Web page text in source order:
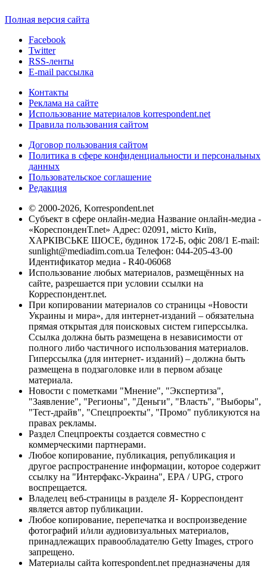
Полная версия сайта
Facebook
Twitter
RSS-ленты
E-mail рассылка
Контакты
Реклама на сайте
Использование материалов korrespondent.net
Правила пользования сайтом
Договор пользования сайтом
Политика в сфере конфиденциальности и персональных
данных
Пользовательское соглашение
Редакция
© 2000-2026, Korrespondent.net
Субъект в сфере онлайн-медиа Название онлайн-медиа -
«КореспонденТ.net» Адрес: 02091, місто Київ,
ХАРКІВСЬКЕ ШОСЕ, будинок 172-Б, офіс 208/1 E-mail:
sunlight@mediadim.com.ua Телефон: 044-205-43-00
Идентификатор медиа - R40-06068
Использование любых материалов, размещённых на
сайте, разрешается при условии ссылки на
Корреспондент.net.
При копировании материалов со страницы «Новости
Украины и мира», для интернет-изданий – обязательна
прямая открытая для поисковых систем гиперссылка.
Ссылка должна быть размещена в независимости от
полного либо частичного использования материалов.
Гиперссылка (для интернет- изданий) – должна быть
размещена в подзаголовке или в первом абзаце
материала.
Новости с пометками "Мнение", "Экспертиза",
"Заявление", "Регионы", "Деньги", "Власть", "Выборы",
"Тест-драйв", "Спецпроекты", "Промо" публикуются на
правах рекламы.
Раздел Спецпроекты создается совместно с
коммерческими партнерами.
Любое копирование, публикация, републикация и
другое распространение информации, которое содержит
ссылку на "Интерфакс-Украина", EPA / UPG, строго
воспрещается.
Владелец веб-страницы в разделе Я- Корреспондент
является автор публикации.
Любое копирование, перепечатка и воспроизведение
фотографий и/или аудиовизуальных материалов,
принадлежащих правообладателю Getty Images, строго
запрещено.
Материалы сайта korrespondent.net предназначены для